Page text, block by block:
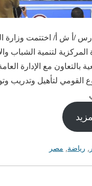
في 5 مارس /أ ش أ/ اختتمت
لتنمية الشباب
بالتعاون مع الإدارة
القومي لتأهيل وتدريب
, رياضة, مصر